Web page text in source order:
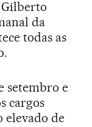
Gilberto
da
todas as
setembro e
cargos
elevado de